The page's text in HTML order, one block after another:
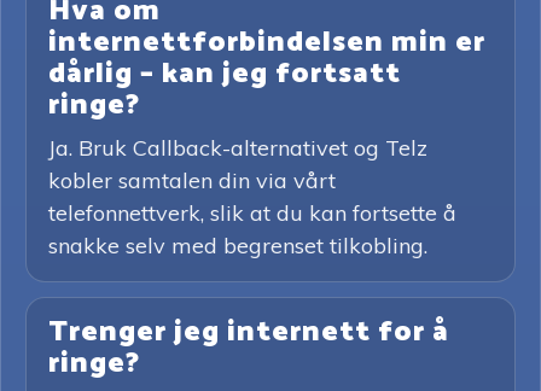
Hva om
internettforbindelsen min er
dårlig – kan jeg fortsatt
ringe?
Ja. Bruk Callback-alternativet og Telz
kobler samtalen din via vårt
telefonnettverk, slik at du kan fortsette å
snakke selv med begrenset tilkobling.
Trenger jeg internett for å
ringe?